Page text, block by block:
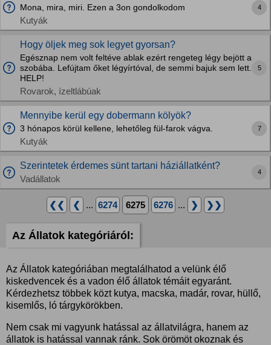
Mona, mira, miri. Ezen a 3on gondolkodom
Kutyák
4
Hogy öljek meg sok legyet gyorsan?
Egésznap nem volt feltéve ablak ezért rengeteg légy bejött a
szobába. Lefújtam őket légyírtóval, de semmi bajuk sem lett.
HELP!
Rovarok, ízeltlábúak
5
Mennyibe kerül egy dobermann kölyök?
3 hónapos körül kellene, lehetőleg fül-farok vágva.
Kutyák
7
Szerintetek érdemes sünt tartani háziállatként?
Vadállatok
4
❮❮ ❮ ... 6274 6275 6276 ... ❯ ❯❯
Az Állatok kategóriáról:
Az Állatok kategóriában megtalálhatod a velünk élő
kiskedvencek és a vadon élő állatok témáit egyaránt.
Kérdezhetsz többek közt kutya, macska, madár, rovar, hüllő,
kisemlős, ló tárgykörökben.
Nem csak mi vagyunk hatással az állatvilágra, hanem az
állatok is hatással vannak ránk. Sok örömöt okoznak és